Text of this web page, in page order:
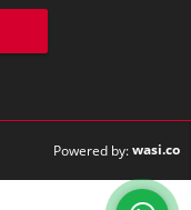
Powered by:wasi.co